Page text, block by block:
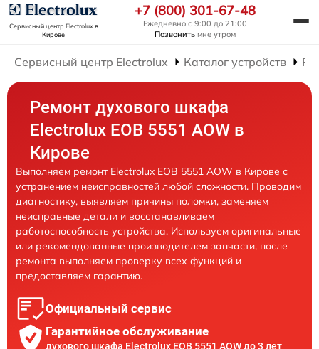
Сервисный центр Electroluxв
Кирове
+7 (800) 301-67-48
Ежедневно с 9:00 до 21:00
Позвонить мне утром
Сервисный центр Electrolux Каталог устройств
Ремонт духового шкафа
Electrolux EOB 5551 AOW в
Кирове
Выполняем ремонт Electrolux EOB 5551 AOW в Кирове с
устранением неисправностей любой сложности. Проводим
диагностику, выявляем причины поломки, заменяем
неисправные детали и восстанавливаем
работоспособность устройства. Используем оригинальные
или рекомендованные производителем запчасти, после
ремонта выполняем проверку всех функций и
предоставляем гарантию.
Официальный сервис
Гарантийное обслуживание
духового шкафа Electrolux EOB 5551 AOW до 3 лет